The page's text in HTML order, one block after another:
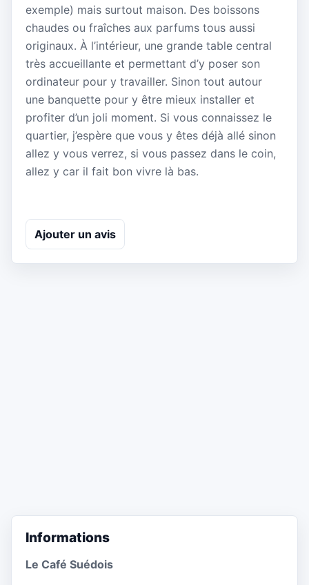
exemple) mais surtout maison. Des boissons
chaudes ou fraîches aux parfums tous aussi
originaux. À l’intérieur, une grande table central
très accueillante et permettant d’y poser son
ordinateur pour y travailler. Sinon tout autour
une banquette pour y être mieux installer et
profiter d’un joli moment. Si vous connaissez le
quartier, j’espère que vous y êtes déjà allé sinon
allez y vous verrez, si vous passez dans le coin,
allez y car il fait bon vivre là bas.
Ajouter un avis
Informations
Le Café Suédois